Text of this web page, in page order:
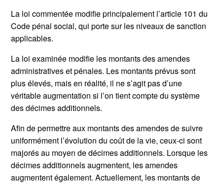
La loi commentée modifie principalement l’article 101 du
Code pénal social, qui porte sur les niveaux de sanction
applicables.
La loi examinée modifie les montants des amendes
administratives et pénales. Les montants prévus sont
plus élevés, mais en réalité, il ne s’agit pas d’une
véritable augmentation si l’on tient compte du système
des décimes additionnels.
Afin de permettre aux montants des amendes de suivre
uniformément l’évolution du coût de la vie, ceux-ci sont
majorés au moyen de décimes additionnels. Lorsque les
décimes additionnels augmentent, les amendes
augmentent également. Actuellement, les montants de